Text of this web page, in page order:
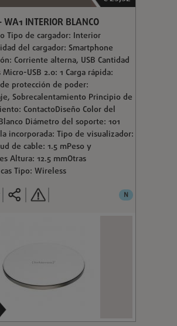
WA1 INTERIOR BLANCO
Tipo de cargador: Interior
del cargador: Smartphone
Corriente alterna, USB Cantidad
USB 2.0: 1 Carga rápida:
protección de poder:
Sobrecalentamiento Principio de
ContactoDiseño Color del
Diámetro del soporte: 101
incorporada: Tipo de visualizador:
de cable: 1.5 mPeso y
Altura: 12.5 mmOtras
Tipo: Wireless
N